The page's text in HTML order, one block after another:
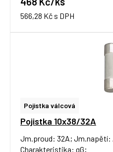
566,28 Kč s DPH
Pojistka válcová
Pojistka 10x38/32A
Jm.proud: 32A; Jm.napětí:
Charakteristika: gG;